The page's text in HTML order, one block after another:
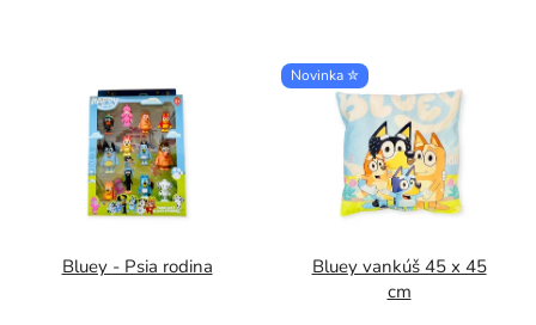
Bluey - Psia rodina
Novinka ✮
Bluey vankúš 45 x 45
cm